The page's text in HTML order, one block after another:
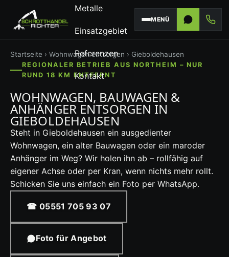
Metalle
Einsatzgebiet
Referenzen
Kontakt
MENÜ
Startseite › Wohnwagen entsorgen › Gieboldehausen
REGIONALER BETRIEB AUS NORTHEIM – NUR
RUND 18 KM ENTFERNT
WOHNWAGEN, BAUWAGEN &
ANHÄNGER ENTSORGEN IN
GIEBOLDEHAUSEN
Steht in Gieboldehausen ein ausgedienter
Wohnwagen, ein alter Bauwagen oder ein maroder
Anhänger im Weg? Wir holen ihn ab – rollfähig auf
eigener Achse oder per Kran, wenn nichts mehr rollt.
Schicken Sie uns einfach ein Foto per WhatsApp.
☎ 05551 705 93 07
Foto für Angebot